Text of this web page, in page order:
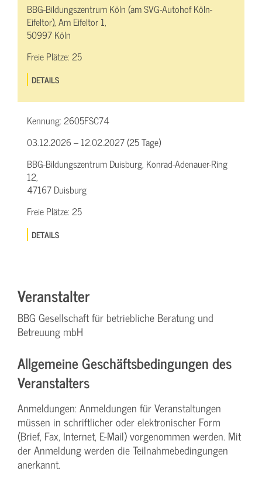
BBG-Bildungszentrum Köln (am SVG-Autohof Köln-
Eifeltor), Am Eifeltor 1,
50997 Köln
Freie Plätze:25
DETAILS
Kennung:2605FSC74
03.12.2026 – 12.02.2027 (25 Tage)
BBG-Bildungszentrum Duisburg, Konrad-Adenauer-Ring
12,
47167 Duisburg
Freie Plätze:25
DETAILS
Veranstalter
BBG Gesellschaft für betriebliche Beratung und
Betreuung mbH
Allgemeine Geschäftsbedingungen des
Veranstalters
Anmeldungen: Anmeldungen für Veranstaltungen
müssen in schriftlicher oder elektronischer Form
(Brief, Fax, Internet, E-Mail) vorgenommen werden. Mit
der Anmeldung werden die Teilnahme­bedingungen
anerkannt.